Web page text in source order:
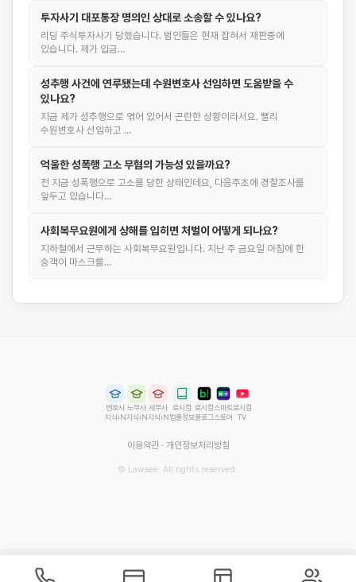
투자사기 대포통장 명의인 상대로 소송할 수 있나요?
리딩 주식투자사기 당했습니다. 범인들은 현재 잡혀서 재판중에
있습니다. 제가 입금…
성추행 사건에 연루됐는데 수원변호사 선임하면 도움받을 수
있나요?
지금 제가 성추행으로 엮어 있어서 곤란한 상황이라서요. 빨리
수원변호사 선임하고 …
억울한 성폭행 고소 무혐의 가능성 있을까요?
전 지금 성폭행으로 고소를 당한 상태인데요, 다음주초에 경찰조사를
앞두고 있습니다…
사회복무요원에게 상해를 입히면 처벌이 어떻게 되나요?
지하철에서 근무하는 사회복무요원입니다. 지난 주 금요일 아침에 한
승객이 마스크를…
변호사
지식iN
노무사
지식iN
세무사
지식iN
로시컴
법률정보
로시컴
블로그
스마트
스토어
로시컴
TV
이용약관· 개인정보처리방침
© Lawsee. All rights reserved.